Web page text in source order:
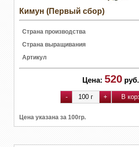
Кимун (Первый сбор)
Страна производства
Страна выращивания
Артикул
Цена: 520 руб.
Цена указана за 100гр.